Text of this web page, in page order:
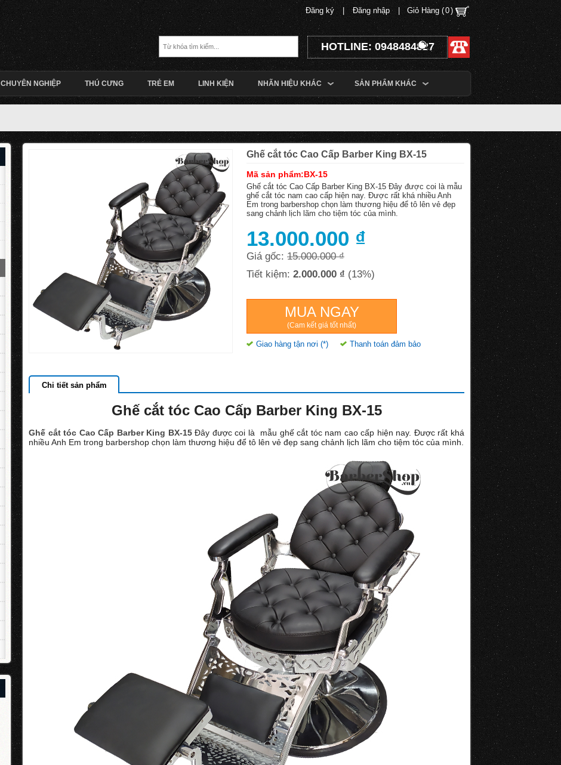
Giỏ Hàng (0)
Đăng ký Đăng nhập
HOTLINE: 0948484827
CHUYÊN NGHIỆP THÚ CƯNG TRẺ EM LINH KIỆN NHÃN HIỆU KHÁC SẢN PHẨM KHÁC
Ghế cắt tóc Cao Cấp Barber King BX-15
Mã sản phẩm:BX-15
Ghế cắt tóc Cao Cấp Barber King BX-15 Đây được coi là mẫu
ghế cắt tóc nam cao cấp hiện nay. Được rất khá nhiều Anh
Em trong barbershop chọn làm thương hiệu để tô lên vẻ đẹp
sang chảnh lịch lãm cho tiệm tóc của mình.
13.000.000 ₫
Giá gốc: 15.000.000 ₫
Tiết kiệm: 2.000.000 ₫ (13%)
MUA NGAY
(Cam kết giá tốt nhất)
Giao hàng tận nơi (*) Thanh toán đảm bảo
Chi tiết sản phẩm
Ghế cắt tóc Cao Cấp Barber King BX-15
Ghế cắt tóc Cao Cấp Barber King BX-15Đây được coi là mẫu ghế cắt tóc nam cao cấp hiện nay. Được rất khá
nhiều Anh Em trong barbershop chọn làm thương hiệu để tô lên vẻ đẹp sang chảnh lịch lãm cho tiệm tóc của mình.